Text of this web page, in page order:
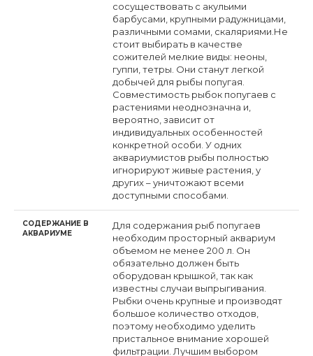
сосуществовать с акульими
барбусами, крупными радужницами,
различными сомами, скаляриями.Не
стоит выбирать в качестве
сожителей мелкие виды: неоны,
гуппи, тетры. Они станут легкой
добычей для рыбы попугая.
Совместимость рыбок попугаев с
растениями неоднозначна и,
вероятно, зависит от
индивидуальных особенностей
конкретной особи. У одних
аквариумистов рыбы полностью
игнорируют живые растения, у
других – уничтожают всеми
доступными способами.
СОДЕРЖАНИЕ В
АКВАРИУМЕ
Для содержания рыб попугаев
необходим просторный аквариум
объемом не менее 200 л. Он
обязательно должен быть
оборудован крышкой, так как
известны случаи выпрыгивания.
Рыбки очень крупные и производят
большое количество отходов,
поэтому необходимо уделить
пристальное внимание хорошей
фильтрации. Лучшим выбором